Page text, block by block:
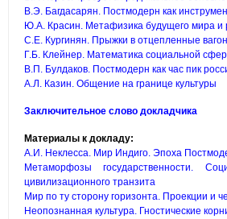
В.Э. Багдасарян. Постмодерн как
Ю.А. Красин. Метафизика будущего мира и
С.Е. Кургинян. Прыжки в отцепленные
Г.Б. Клейнер. Математика социальной
В.П. Булдаков. Постмодерн как час пик
А.Л. Казин. Общение на границе культуры
Заключительное слово докладчика
Материалы к докладу:
А.И. Неклесса. Мир Индиго. Эпоха
Метаморфозы государственности.
цивилизационного транзита
Мир по ту сторону горизонта. Проекции и
Неопознанная культура. Гностические